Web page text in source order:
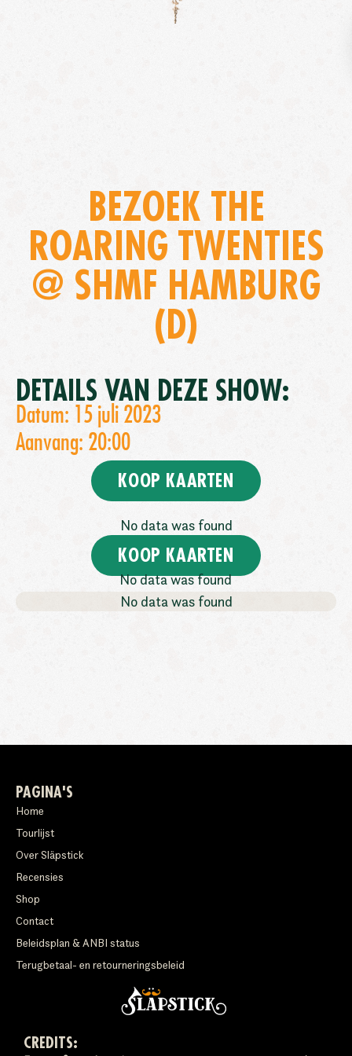
BEZOEK THE
ROARING TWENTIES
@ SHMF HAMBURG
(D)
DETAILS VAN DEZE SHOW:
Datum: 15 juli 2023
Aanvang: 20:00
KOOP KAARTEN
No data was found
KOOP KAARTEN
No data was found
No data was found
PAGINA'S
Home
Tourlijst
Over Släpstick
Recensies
Shop
Contact
Beleidsplan & ANBI status
Terugbetaal- en retourneringsbeleid
CREDITS: